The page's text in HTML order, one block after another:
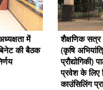
में
की बैठक
शैक्षणिक
(कृषि
प्रौद्योगिकी)
प्रवेश के लिए
काउंसिलिंग